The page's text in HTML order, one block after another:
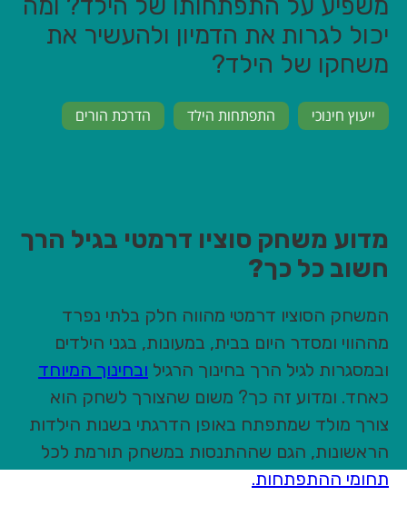
יכול לגרות את הדמיון ולהעשיר את
משחקו של הילד?
ייעוץ חינוכי התפתחות הילד הדרכת הורים
מדוע משחק סוציו דרמטי בגיל הרך
חשוב כל כך?
המשחק הסוציו דרמטי מהווה חלק בלתי נפרד
מההווי ומסדר היום בבית, במעונות, בגני הילדים
ובמסגרות לגיל הרך בחינוך הרגיל ובחינוך המיוחד
כאחד. ומדוע זה כך? משום שהצורך לשחק הוא
צורך מולד שמתפתח באופן הדרגתי בשנות הילדות
הראשונות, הגם שההתנסות במשחק תורמת לכל
תחומי ההתפתחות.